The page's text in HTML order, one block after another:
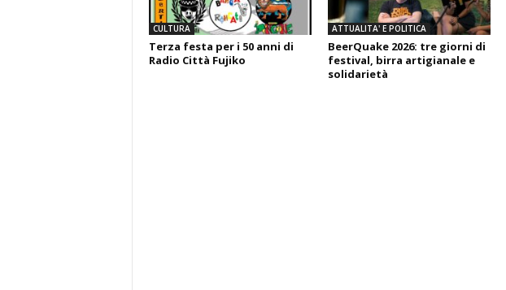
CULTURA
Terza festa per i 50 anni di
Radio Città Fujiko
ATTUALITA' E POLITICA
BeerQuake 2026: tre giorni di
festival, birra artigianale e
solidarietà